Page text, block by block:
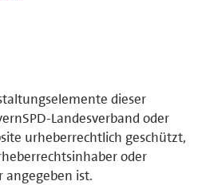
dieser
Landesverband oder
urheberrechtlich geschützt,
oder
ist.